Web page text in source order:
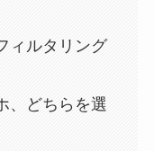
ィルタリング
、どちらを選